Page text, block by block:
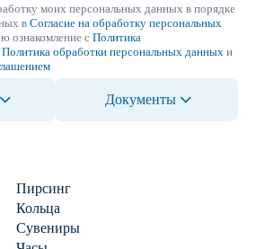
моих персональных данных в порядке
в Согласие на обработку персональных
ознакомление с Политика
Политика обработки персональных данных и
Документы
Пирсинг
Кольца
Сувениры